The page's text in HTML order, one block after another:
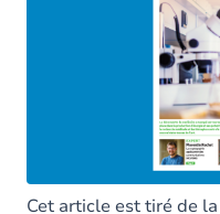
Cet article est tiré de